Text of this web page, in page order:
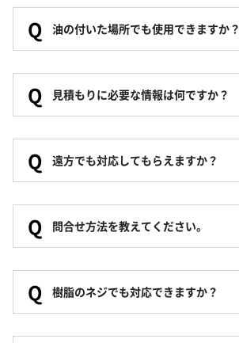
Q 油の付いた場所でも使用できますか？
Q 見積もりに必要な情報は何ですか？
Q 遠方でも対応してもらえますか？
Q 問合せ方法を教えてください。
Q 樹脂のネジでも対応できますか？